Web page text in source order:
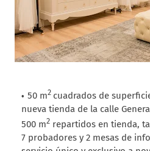
50 m2 cuadrados de
nueva tienda de la calle
500 m2 repartidos en tienda,
7 probadores y 2 mesas de